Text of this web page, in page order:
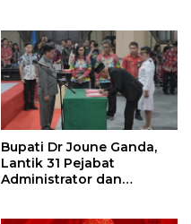
Bupati Dr Joune Ganda,
Lantik 31 Pejabat
Administrator dan